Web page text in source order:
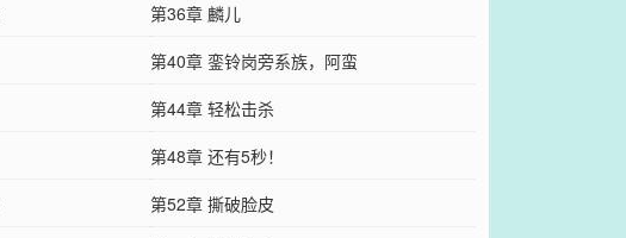
第36章 麟儿
第40章 銮铃岗旁系族，阿蛮
第44章 轻松击杀
第48章 还有5秒！
第52章 撕破脸皮